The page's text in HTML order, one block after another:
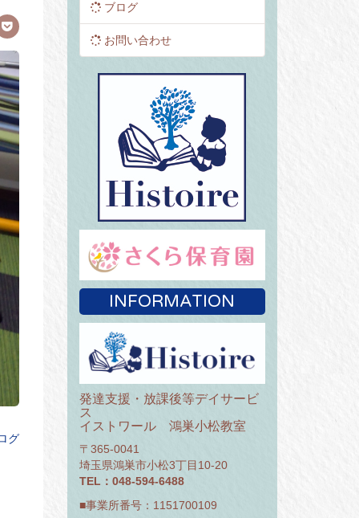
グ
ブログ
お問い合わせ
INFORMATION
発達支援・放課後等デイサービ
ス
イストワール 鴻巣小松教室
〒365-0041
埼玉県鴻巣市小松3丁目10-20
TEL：048-594-6488
■事業所番号：1151700109